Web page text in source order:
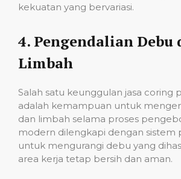
kekuatan yang bervariasi.
4. Pengendalian Debu
Limbah
Salah satu keunggulan jasa coring
adalah kemampuan untuk
dan limbah selama proses
modern dilengkapi dengan sistem
untuk mengurangi debu yang
area kerja tetap bersih dan aman.